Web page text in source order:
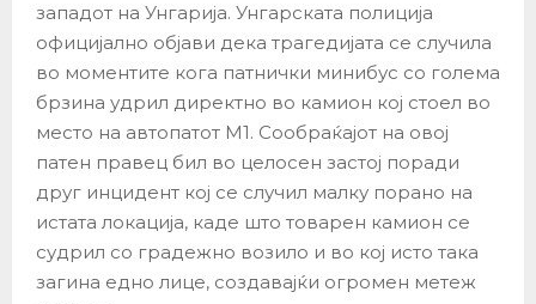
западот на Унгарија. Унгарската полиција
официјално објави дека трагедијата се случила
во моментите кога патнички минибус со голема
брзина удрил директно во камион кој стоел во
место на автопатот М1. Сообраќајот на овој
патен правец бил во целосен застој поради
друг инцидент кој се случил малку порано на
истата локација, каде што товарен камион се
судрил со градежно возило и во кој исто така
загина едно лице, создавајќи огромен метеж